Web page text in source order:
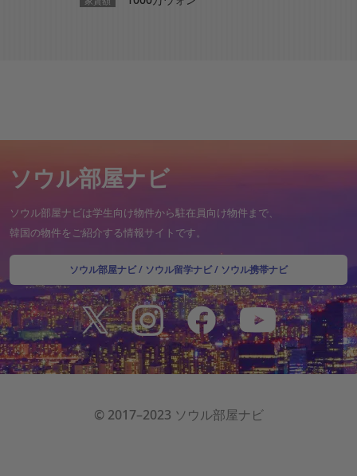
ソウル部屋ナビ
ソウル部屋ナビは学生向け物件から駐在員向け物件まで、
韓国の物件をご紹介する情報サイトです。
ソウル部屋ナビ/ ソウル留学ナビ/ ソウル携帯ナビ
© 2017–2023 ソウル部屋ナビ